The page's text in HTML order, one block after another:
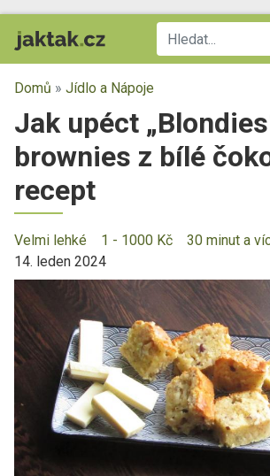
Domů » Jídlo a Nápoje
Jak upéct
brownies z bílé
recept
Velmi lehké 1 - 1000 Kč
30 minut a
14. leden 2024